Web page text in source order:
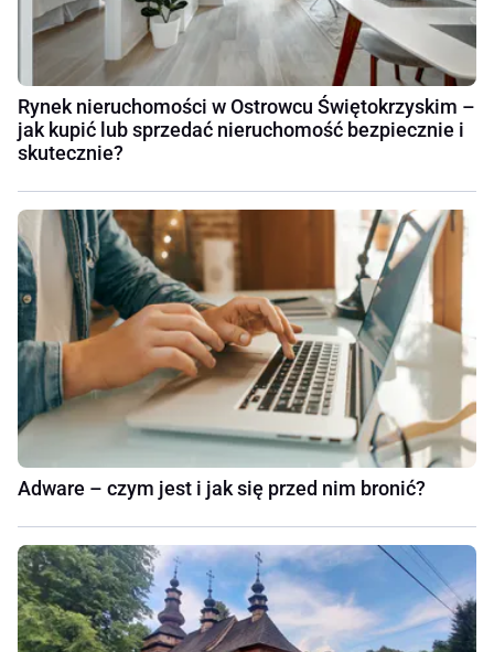
Rynek nieruchomości w Ostrowcu Świętokrzyskim –
jak kupić lub sprzedać nieruchomość bezpiecznie i
skutecznie?
Adware – czym jest i jak się przed nim bronić?